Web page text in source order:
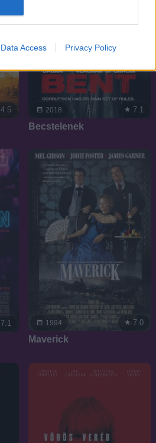
Data Access Privacy Policy
4.5 2018 7.1
Becstelenek
7.1 1994 7.0
Maverick